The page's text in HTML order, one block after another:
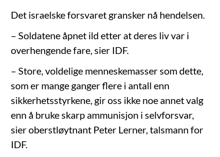
Det israelske forsvaret gransker nå hendelsen.
– Soldatene åpnet ild etter at deres liv var i
overhengende fare, sier IDF.
– Store, voldelige menneskemasser som dette,
som er mange ganger flere i antall enn
sikkerhetsstyrkene, gir oss ikke noe annet valg
enn å bruke skarp ammunisjon i selvforsvar,
sier oberstløytnant Peter Lerner, talsmann for
IDF.